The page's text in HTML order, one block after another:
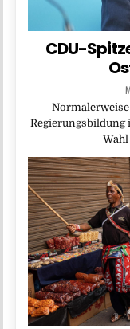
CDU-
Regierungsbildung